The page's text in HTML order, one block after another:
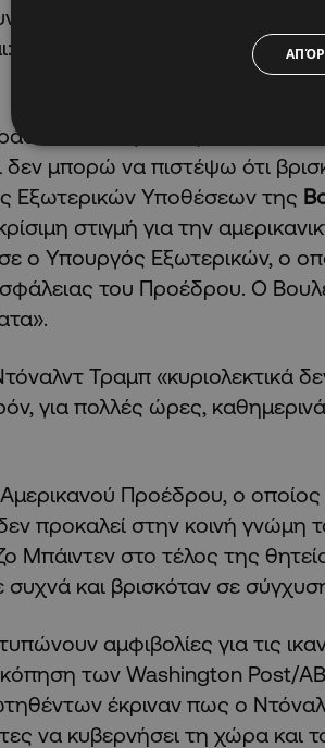
τον Τραμπ, θα ήθελα να σας
κάτι δεν πάει καλά με τον
σε αυτό, εκτός από το να
δεν μπορώ να πιστέψω ότι
Εξωτερικών Υποθέσεων της
στιγμή για την
ο Υπουργός Εξωτερικών, ο
του Προέδρου. Ο
Τραμπ «κυριολεκτικά
για πολλές ώρες,
Προέδρου, ο οποίος
προκαλεί στην κοινή γνώμη
Μπάιντεν στο τέλος της
και βρισκόταν σε
αμφιβολίες για τις
των Washington Post/
έκριναν πως ο
να κυβερνήσει τη χώρα και